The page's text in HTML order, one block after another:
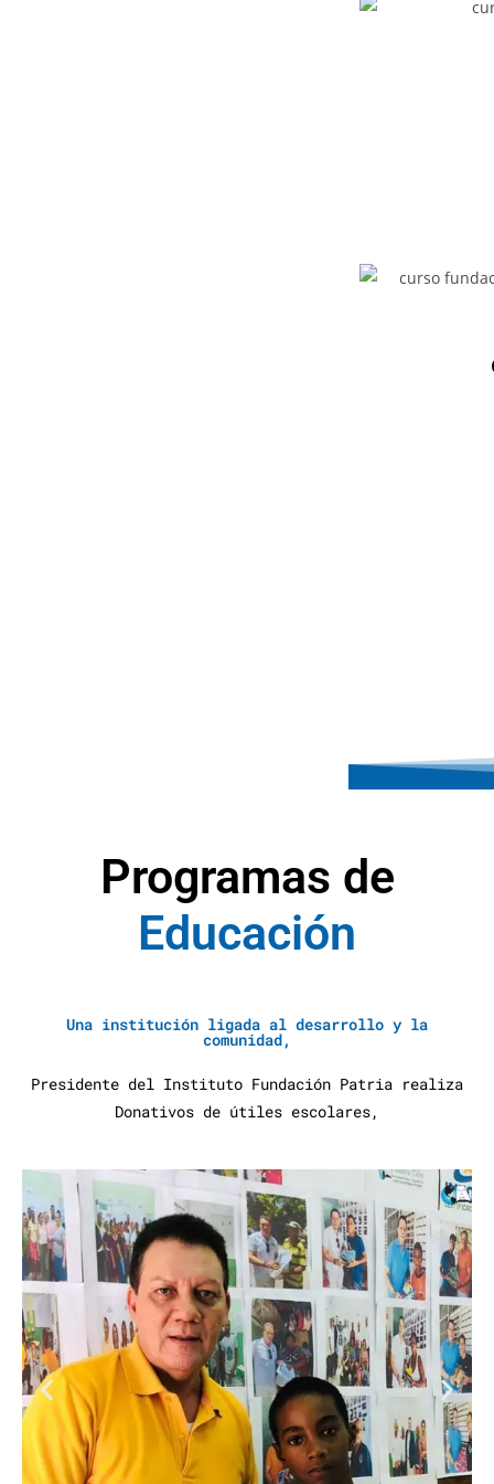
Programas de
ucaciónAy
Una institución ligada al desarrollo y la
comunidad,
Presidente del Instituto Fundación Patria realiza
Donativos de útiles escolares,